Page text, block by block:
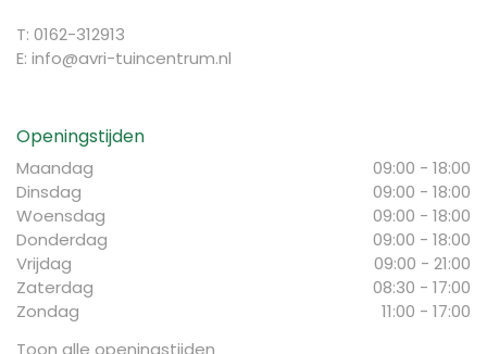
T: 0162-312913
E: info@avri-tuincentrum.nl
Openingstijden
Maandag
09:00 - 18:00
Dinsdag
09:00 - 18:00
Woensdag
09:00 - 18:00
Donderdag
09:00 - 18:00
Vrijdag
09:00 - 21:00
Zaterdag
08:30 - 17:00
Zondag
11:00 - 17:00